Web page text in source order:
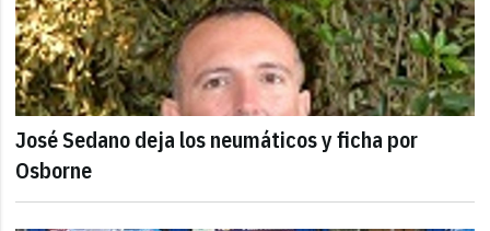
José Sedano deja los neumáticos y ficha por
Osborne